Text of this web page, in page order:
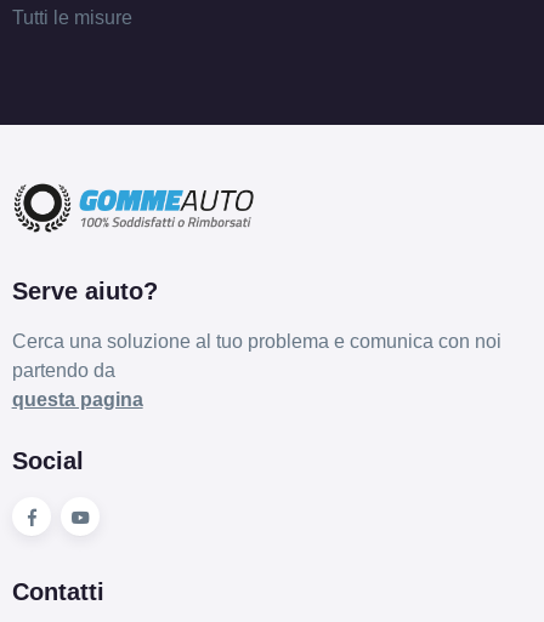
Tutti le misure
Serve aiuto?
Cerca una soluzione al tuo problema e comunica con noi
partendo da
questa pagina
Social
Contatti